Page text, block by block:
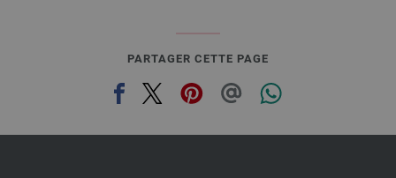
PARTAGER CETTE PAGE